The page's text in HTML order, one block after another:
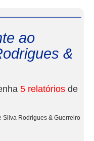
ao
&
5 relatórios de
Silva Rodrigues & Guerreiro